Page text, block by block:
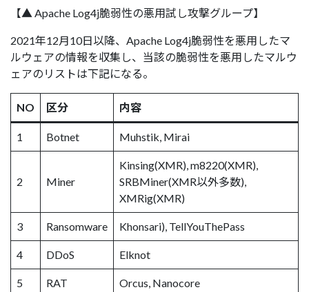
【▲ Apache Log4j脆弱性の悪用試し攻撃グループ】
2021年12月10日以降、Apache Log4j脆弱性を悪用したマ
ルウェアの情報を収集し、当該の脆弱性を悪用したマルウ
ェアのリストは下記になる。
NO 区分 内容
1 Botnet Muhstik, Mirai
2 Miner
Kinsing(XMR), m8220(XMR),
SRBMiner(XMR以外多数),
XMRig(XMR)
3 Ransomware Khonsari), TellYouThePass
4 DDoS Elknot
5 RAT Orcus, Nanocore